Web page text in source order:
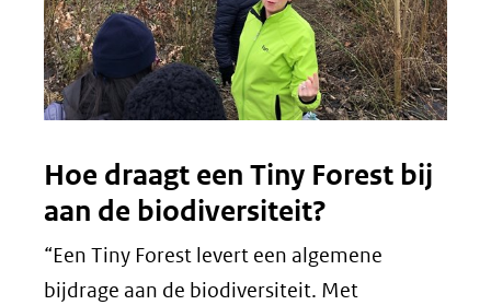
Hoe draagt een Tiny Forest bij
aan de biodiversiteit?
“Een Tiny Forest levert een algemene
bijdrage aan de biodiversiteit. Met